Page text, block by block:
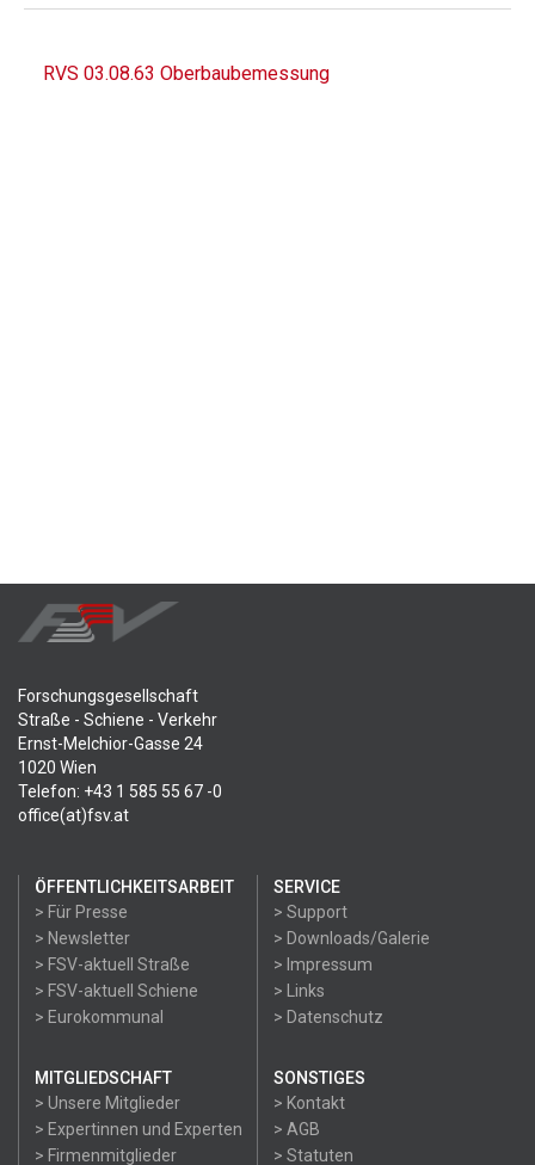
RVS 03.08.63 Oberbaubemessung
Forschungsgesellschaft
Straße - Schiene - Verkehr
Ernst-Melchior-Gasse 24
1020 Wien
Telefon: +43 1 585 55 67 -0
office(at)fsv.at
ÖFFENTLICHKEITSARBEIT
> Für Presse
> Newsletter
> FSV-aktuell Straße
> FSV-aktuell Schiene
> Eurokommunal
SERVICE
> Support
> Downloads/Galerie
> Impressum
> Links
> Datenschutz
MITGLIEDSCHAFT
> Unsere Mitglieder
> Expertinnen und Experten
> Firmenmitglieder
SONSTIGES
> Kontakt
> AGB
> Statuten